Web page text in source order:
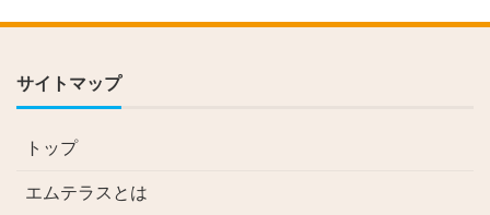
サイトマップ
トップ
エムテラスとは